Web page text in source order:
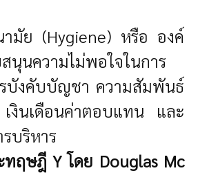
มัย (Hygiene) หรือ องค์
นุนความไม่พอใจในการ
บังคับบัญชา ความสัมพันธ์
งินเดือนค่าตอบแทน และ
บริหาร
ฤษฎี Y โดย Douglas Mc